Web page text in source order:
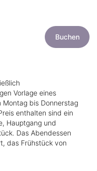
Buchen
Vorlage eines
Montag bis Donnerstag
enthalten sind ein
Hauptgang und
Das Abendessen
das Frühstück von